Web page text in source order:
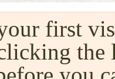
first
the